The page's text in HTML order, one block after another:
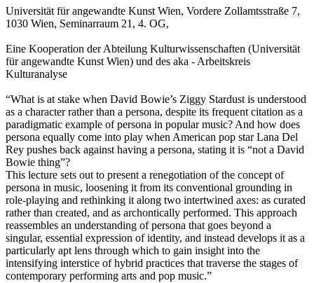
Universität für angewandte Kunst Wien, Vordere Zollamtsstraße 7,
1030 Wien, Seminarraum 21, 4. OG,
Eine Kooperation der Abteilung Kulturwissenschaften (Universität
für angewandte Kunst Wien) und des aka - Arbeitskreis
Kulturanalyse
“What is at stake when David Bowie’s Ziggy Stardust is understood
as a character rather than a persona, despite its frequent citation as a
paradigmatic example of persona in popular music? And how does
persona equally come into play when American pop star Lana Del
Rey pushes back against having a persona, stating it is “not a David
Bowie thing”?
This lecture sets out to present a renegotiation of the concept of
persona in music, loosening it from its conventional grounding in
role-playing and rethinking it along two intertwined axes: as curated
rather than created, and as archontically performed. This approach
reassembles an understanding of persona that goes beyond a
singular, essential expression of identity, and instead develops it as a
particularly apt lens through which to gain insight into the
intensifying interstice of hybrid practices that traverse the stages of
contemporary performing arts and pop music.”